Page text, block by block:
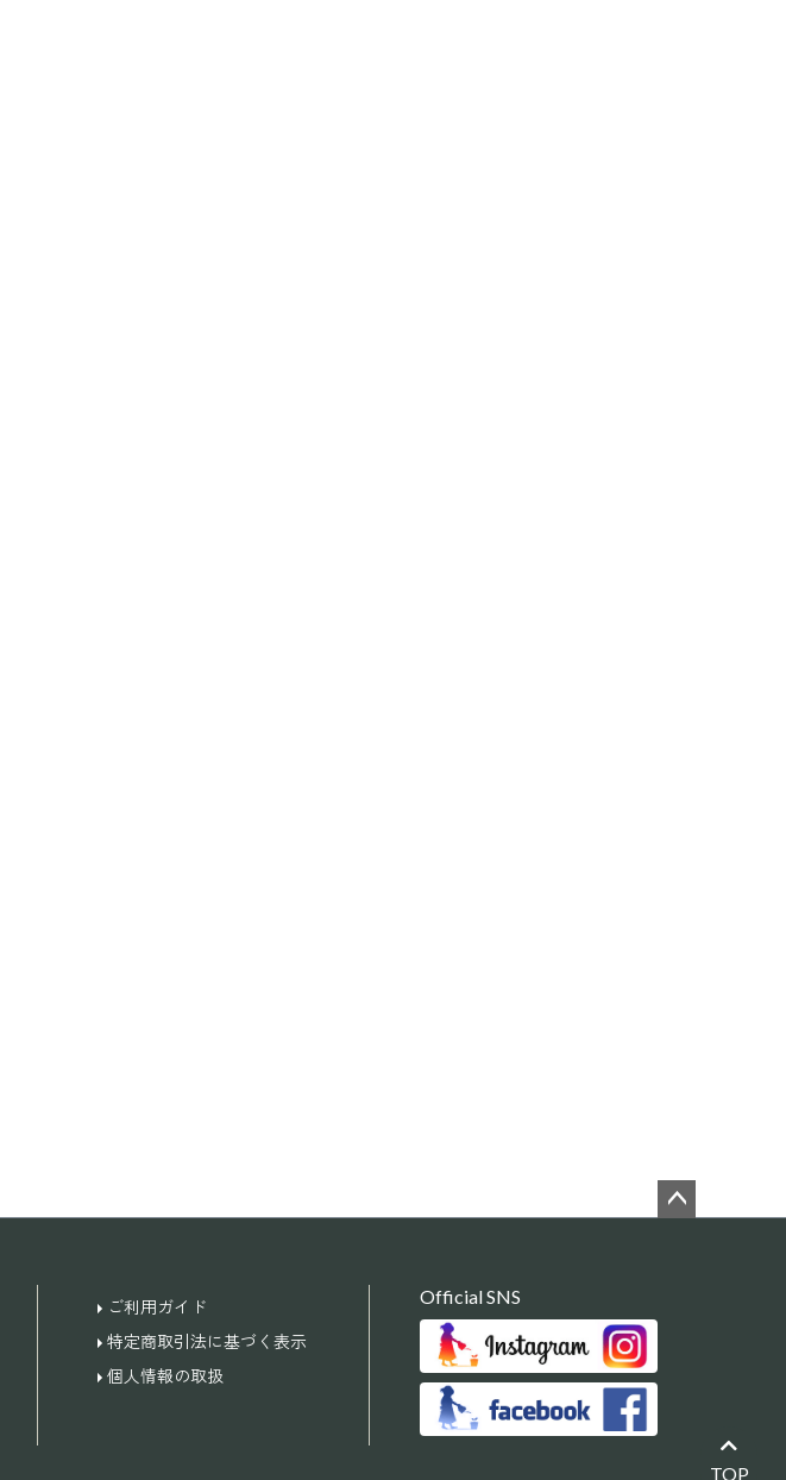
TOP
ご利用ガイド
特定商取引法に基づく表示
個人情報の取扱
Official SNS